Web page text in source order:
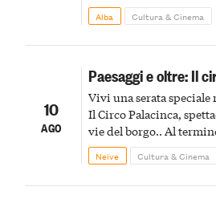
Alba Cultura & Cinema
10
AGO
Paesaggi e oltre: Il
Vivi una serata speciale
Il Circo Palacinca,
vie del borgo.. Al
Winery offrirà una
spumanti.
Neive Cultura & Cinema